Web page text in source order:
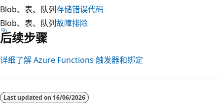
Blob、表、队列存储错误代码
Blob、表、队列故障排除
后续步骤
详细了解 Azure Functions 触发器和绑定
Last updated on 16/06/2026